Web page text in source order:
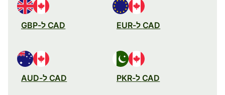
CAD ל-EUR CAD ל-GBP
CAD ל-PKR CAD ל-AUD